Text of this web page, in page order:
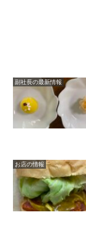
副社長の最新情報
お店の情報